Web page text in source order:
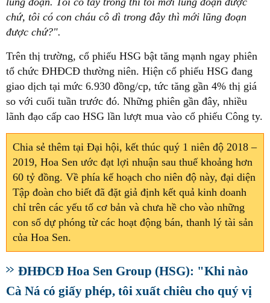
chứ, tôi có con cháu cô dì trong đây thì mới lũng đoạn
được chứ?".
Trên thị trường, cổ phiếu HSG bật tăng mạnh ngay phiên
tổ chức ĐHĐCĐ thường niên. Hiện cổ phiếu HSG đang
giao dịch tại mức 6.930 đồng/cp, tức tăng gần 4% thị giá
so với cuối tuần trước đó. Những phiên gần đây, nhiều
lãnh đạo cấp cao HSG lần lượt mua vào cổ phiếu Công ty.
Chia sẻ thêm tại Đại hội, kết thúc quý 1 niên độ 2018 –
2019, Hoa Sen ước đạt lợi nhuận sau thuế khoảng hơn
60 tỷ đồng. Về phía kế hoạch cho niên độ này, đại diện
Tập đoàn cho biết đã đặt giả định kết quả kinh doanh
chỉ trên các yếu tố cơ bản và chưa hề cho vào những
con số dự phóng từ các hoạt động bán, thanh lý tài sản
của Hoa Sen.
ĐHĐCĐ Hoa Sen Group (HSG): "Khi nào
Cà Ná có giấy phép, tôi xuất chiêu cho quý vị